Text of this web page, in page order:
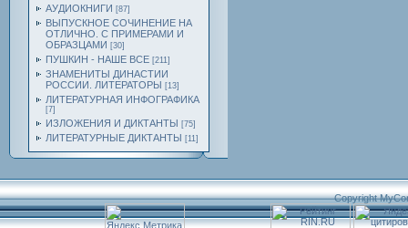
АУДИОКНИГИ [87]
ВЫПУСКНОЕ СОЧИНЕНИЕ НА
ОТЛИЧНО. С ПРИМЕРАМИ И
ОБРАЗЦАМИ [30]
ПУШКИН - НАШЕ ВСЕ [211]
ЗНАМЕНИТЫ ДИНАСТИИ
РОССИИ. ЛИТЕРАТОРЫ [13]
ЛИТЕРАТУРНАЯ ИНФОГРАФИКА
[7]
ИЗЛОЖЕНИЯ И ДИКТАНТЫ [75]
ЛИТЕРАТУРНЫЕ ДИКТАНТЫ [11]
Copyright